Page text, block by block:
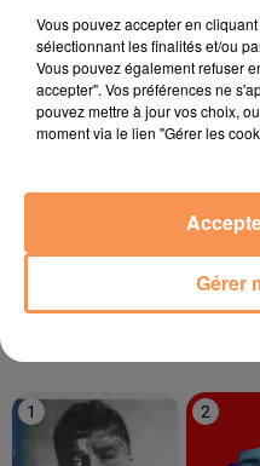
18h25
18h25 18h21
18h21
1 2
Vous pouvez accepter en
sélectionnant les finalités et/ou
Vous pouvez également refuser
accepter". Vos préférences ne
pouvez mettre à jour vos choix,
moment via le lien "Gérer les
Gérer